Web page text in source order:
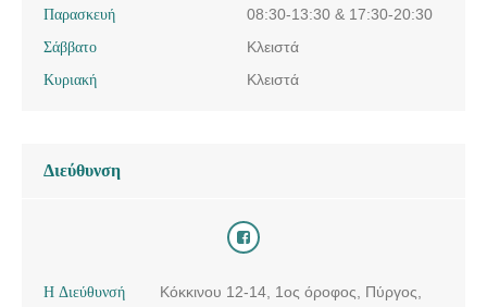
Παρασκευή
08:30-13:30 & 17:30-20:30
Σάββατο
Κλειστά
Κυριακή
Κλειστά
Διεύθυνση
Η Διεύθυνσή
Κόκκινου 12-14, 1ος όροφος, Πύργος,